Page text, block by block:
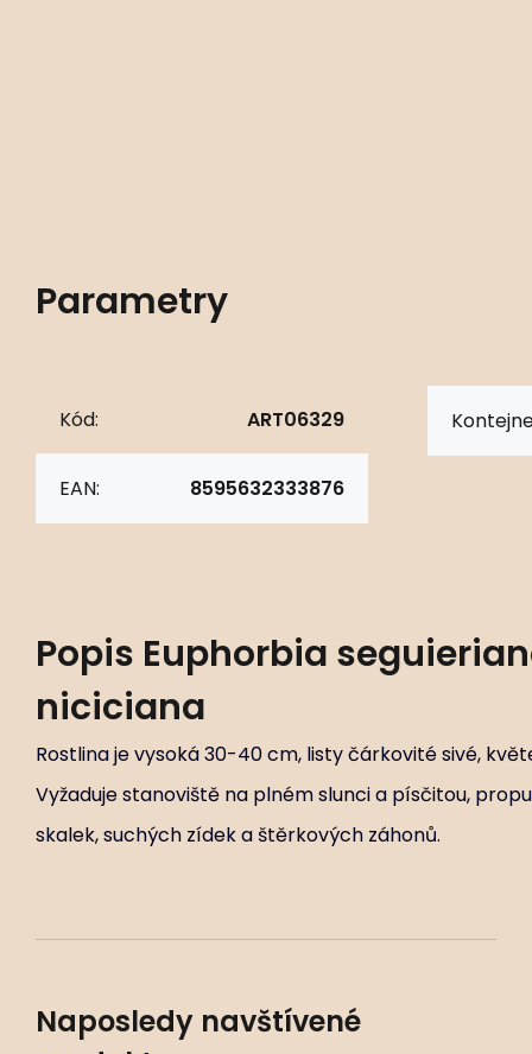
Parametry
Kód: ART06329
EAN: 8595632333876
Popis Euphorbia
niciciana
Rostlina je vysoká 30-40 cm, listy čárkovité sivé,
Vyžaduje stanoviště na plném slunci a písčitou,
skalek, suchých zídek a štěrkových záhonů.
Naposledy navštívené